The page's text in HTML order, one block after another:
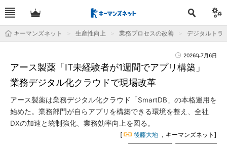
キーマンズネット 生産性向上 業務プロセスの改善 デジタルトラ
2026年7月6日
アース製薬「IT未経験者が1週間でアプリ構築」
業務デジタル化クラウドで現場改革
アース製薬は業務デジタル化クラウド「SmartDB」の本格運用を
始めた。業務部門が自らアプリを構築できる環境を整え、全社
DXの加速と統制強化、業務効率向上を図る。
[ 後藤大地 ，キーマンズネット]